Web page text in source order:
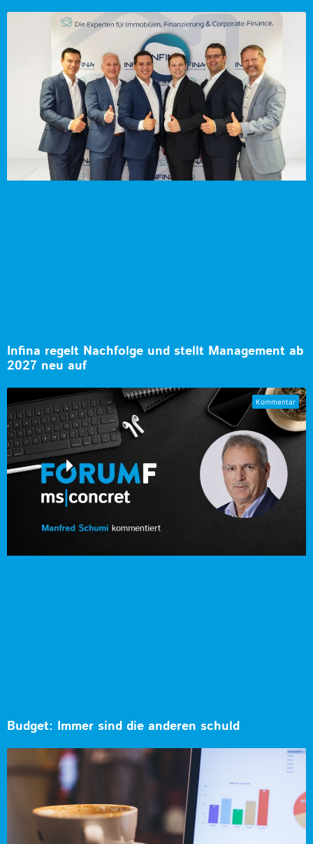
Infina regelt Nachfolge und stellt Management ab
2027 neu auf
Budget: Immer sind die anderen schuld